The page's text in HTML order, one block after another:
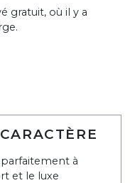
gratuit, où il y a
à
et le luxe